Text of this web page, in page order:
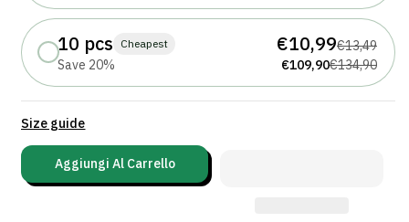
10 pcs Cheapest
Save 20%
€10,99€13,49
€109,90€134,90
Size guideVisualizza
dettagli
completi
Aggiungi Al Carrello